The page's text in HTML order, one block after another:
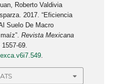
Roberto Valdivia
2017. “Eficiencia
Suelo De Macro
maíz”.Revista Mexicana
69.